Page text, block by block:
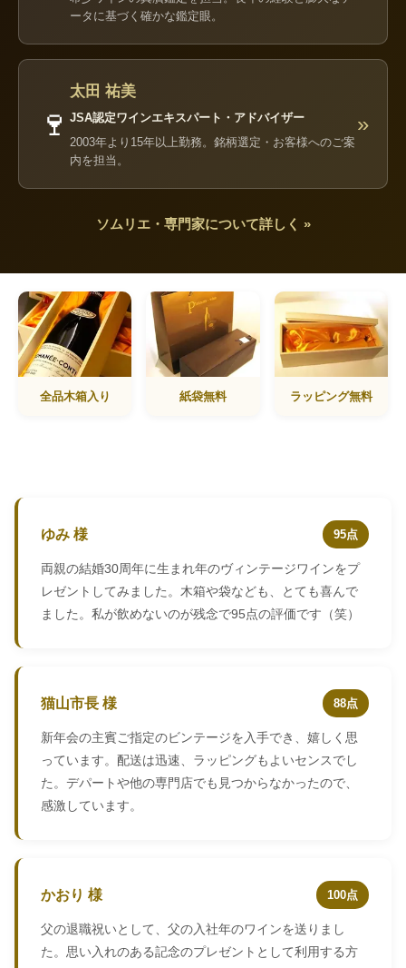
ータに基づく確かな鑑定眼。
🍷
太田 祐美
JSA認定ワインエキスパート・アドバイザー
2003年より15年以上勤務。銘柄選定・お客様へのご案
内を担当。
»
ソムリエ・専門家について詳しく »
全品木箱入り 紙袋無料 ラッピング無料
ゆみ 様 95点
両親の結婚30周年に生まれ年のヴィンテージワインをプ
レゼントしてみました。木箱や袋なども、とても喜んで
ました。私が飲めないのが残念で95点の評価です（笑）
猫山市長 様 88点
新年会の主賓ご指定のビンテージを入手でき、嬉しく思
っています。配送は迅速、ラッピングもよいセンスでし
た。デパートや他の専門店でも見つからなかったので、
感激しています。
かおり 様 100点
父の退職祝いとして、父の入社年のワインを送りまし
た。思い入れのある記念のプレゼントとして利用する方